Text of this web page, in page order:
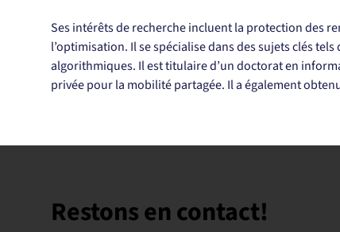
Ses intérêts de recherche incluent la protection des
l’optimisation. Il se spécialise dans des sujets clés
algorithmiques. Il est titulaire d’un doctorat en
privée pour la mobilité partagée. Il a également
Restons en contact!